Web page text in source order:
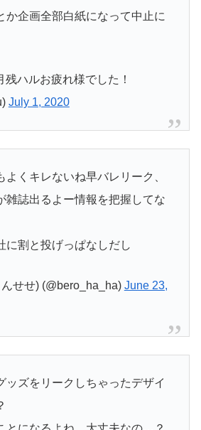
か企画全部白紙になって中止に
ハルお疲れ様でした！
July 1, 2020
よくキレないね早バレリーク、
雑誌出るよー情報を把握してな
に割と投げっぱなしだし
せせ) (@bero_ha_ha) June 23,
ッズをリークしちゃったデザイ